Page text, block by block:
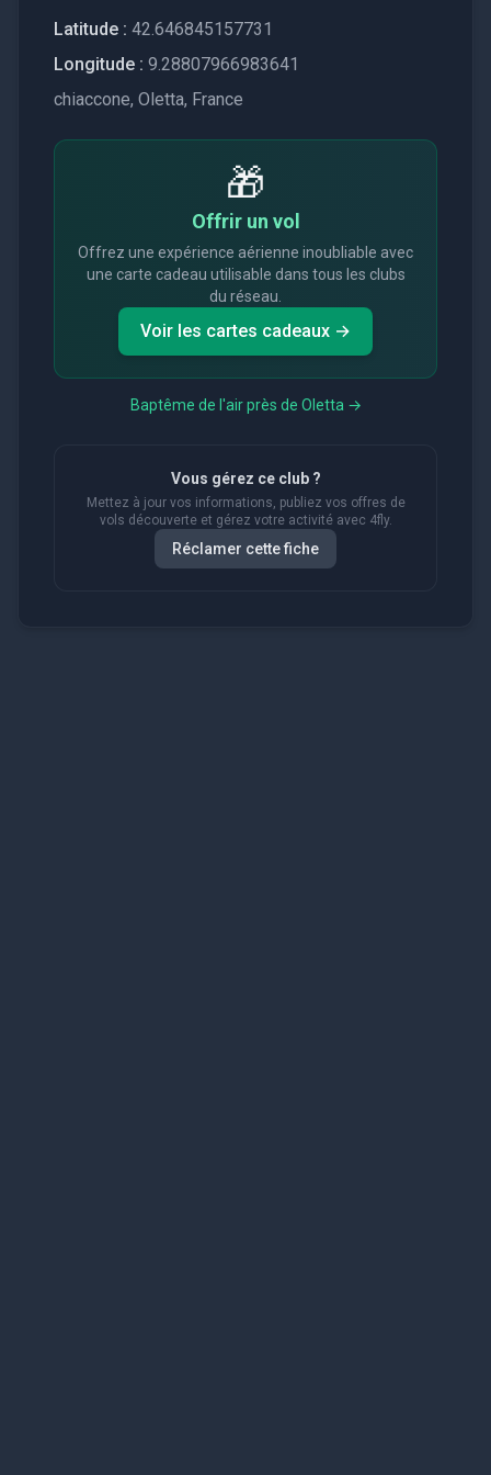
Latitude : 42.646845157731
Longitude : 9.28807966983641
chiaccone, Oletta, France
🎁
Offrir un vol
Offrez une expérience aérienne inoubliable avec
une carte cadeau utilisable dans tous les clubs
du réseau.
Voir les cartes cadeaux →
Baptême de l'air près de Oletta →
Vous gérez ce club ?
Mettez à jour vos informations, publiez vos offres de
vols découverte et gérez votre activité avec 4fly.
Réclamer cette fiche